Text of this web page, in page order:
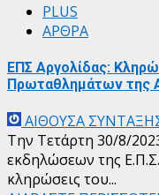
PLUS
ΑΡΘΡΑ
ΕΠΣ Αργολίδας:
Πρωταθλημάτων της
ΑΙΘΟΥΣΑ
Την Τετάρτη 30/8/
εκδηλώσεων της
κληρώσεις του...